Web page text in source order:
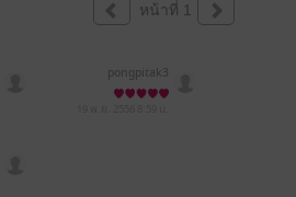
หน้าที่ 1
pongpitak3